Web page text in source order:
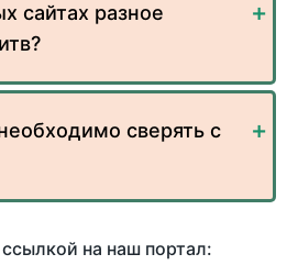
сайтах разное
сверять с
на наш портал: